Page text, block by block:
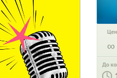
∞
До